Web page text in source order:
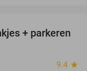
50%
+ parkeren
9.4 star